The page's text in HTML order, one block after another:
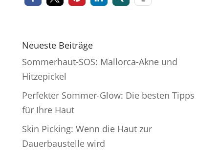
Neueste Beiträge
Sommerhaut-SOS: Mallorca-Akne und
Hitzepickel
Perfekter Sommer-Glow: Die besten Tipps
für Ihre Haut
Skin Picking: Wenn die Haut zur
Dauerbaustelle wird